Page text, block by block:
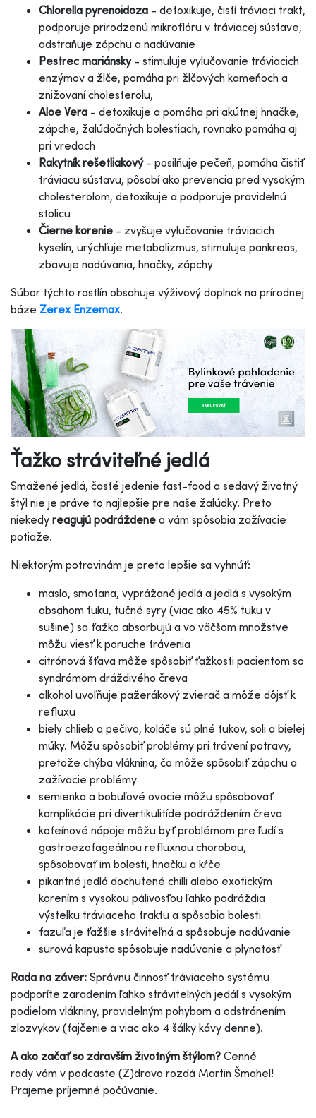
Chlorella pyrenoidoza - detoxikuje, čistí tráviaci trakt,
podporuje prirodzenú mikroflóru v tráviacej sústave,
odstraňuje zápchu a nadúvanie
Pestrec mariánsky- stimuluje vylučovanie tráviacich
enzýmov a žlče, pomáha pri žlčových kameňoch a
znižovaní cholesterolu,
Aloe Vera - detoxikuje a pomáha pri akútnej hnačke,
zápche, žalúdočných bolestiach, rovnako pomáha aj
pri vredoch
Rakytník rešetliakový- posilňuje pečeň, pomáha čistiť
tráviacu sústavu, pôsobí ako prevencia pred vysokým
cholesterolom, detoxikuje a podporuje pravidelnú
stolicu
Čierne korenie - zvyšuje vylučovanie tráviacich
kyselín, urýchľuje metabolizmus, stimuluje pankreas,
zbavuje nadúvania, hnačky, zápchy
Súbor týchto rastlín obsahuje výživový doplnok na prírodnej
báze Zerex Enzemax.
Ťažko stráviteľné jedlá
Smažené jedlá, časté jedenie fast-food a sedavý životný
štýl nie je práve to najlepšie pre naše žalúdky. Preto
niekedy reagujú podráždene a vám spôsobia zažívacie
potiaže.
Niektorým potravinám je preto lepšie sa vyhnúť:
maslo, smotana, vyprážané jedlá a jedlá s vysokým
obsahom tuku, tučné syry (viac ako 45% tuku v
sušine) sa ťažko absorbujú a vo väčšom množstve
môžu viesť k poruche trávenia
citrónová šťava môže spôsobiť ťažkosti pacientom so
syndrómom dráždivého čreva
alkohol uvoľňuje pažerákový zvierač a môže dôjsť k
refluxu
biely chlieb a pečivo, koláče sú plné tukov, soli a bielej
múky. Môžu spôsobiť problémy pri trávení potravy,
pretože chýba vláknina, čo môže spôsobiť zápchu a
zažívacie problémy
semienka a bobuľové ovocie môžu spôsobovať
komplikácie pri divertikulitíde podráždením čreva
kofeínové nápoje môžu byť problémom pre ľudí s
gastroezofageálnou refluxnou chorobou,
spôsobovať im bolesti, hnačku a kŕče
pikantné jedlá dochutené chilli alebo exotickým
korením s vysokou pálivosťou ľahko podráždia
výstelku tráviaceho traktu a spôsobia bolesti
fazuľa je ťažšie stráviteľná a spôsobuje nadúvanie
surová kapusta spôsobuje nadúvanie a plynatosť
Rada na záver: Správnu činnosť tráviaceho systému
podporíte zaradením ľahko strávitelných jedál s vysokým
podielom vlákniny, pravidelným pohybom a odstránením
zlozvykov (fajčenie a viac ako 4 šálky kávy denne).
A ako začať so zdravším životným štýlom? Cenné
rady vám v podcaste (Z)dravo rozdá Martin Šmahel!
Prajeme príjemné počúvanie.